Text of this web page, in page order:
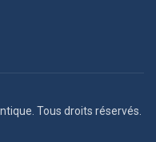
Tous droits réservés.